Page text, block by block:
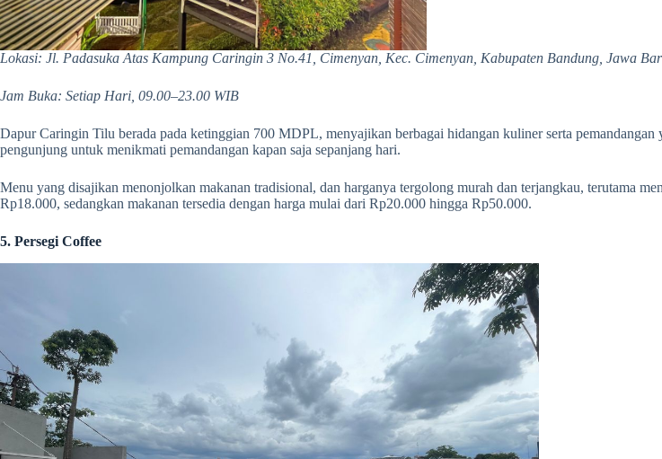
Lokasi: Jl. Padasuka Atas Kampung Caringin 3 No.41, Cimenyan, Kec. Cimenyan, Kabupaten Bandung, Jawa
Jam Buka: Setiap Hari, 09.00–23.00 WIB
Dapur Caringin Tilu berada pada ketinggian 700 MDPL, menyajikan berbagai hidangan kuliner serta
pengunjung untuk menikmati pemandangan kapan saja sepanjang hari.
Menu yang disajikan menonjolkan makanan tradisional, dan harganya tergolong murah dan terjangkau, terutama
Rp18.000, sedangkan makanan tersedia dengan harga mulai dari Rp20.000 hingga Rp50.000.
5. Persegi Coffee